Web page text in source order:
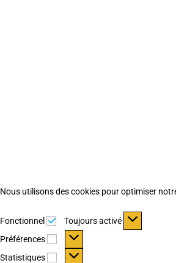
Nous utilisons des cookies pour optimiser
Fonctionnel Fonctionnel
Toujours activé
Préférences
Préférences
Statistiques Statistiques